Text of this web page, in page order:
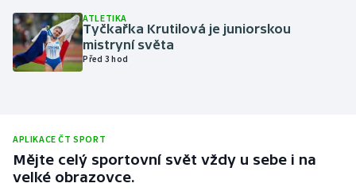
Moderní pětiboj
Motorsport
Plavání
ATLETIKA
Tyčkařka Krutilová je juniorskou
mistryní světa
Před 3 hod
APLIKACE ČT SPORT
Mějte celý sportovní svět vždy u sebe i na
velké obrazovce.